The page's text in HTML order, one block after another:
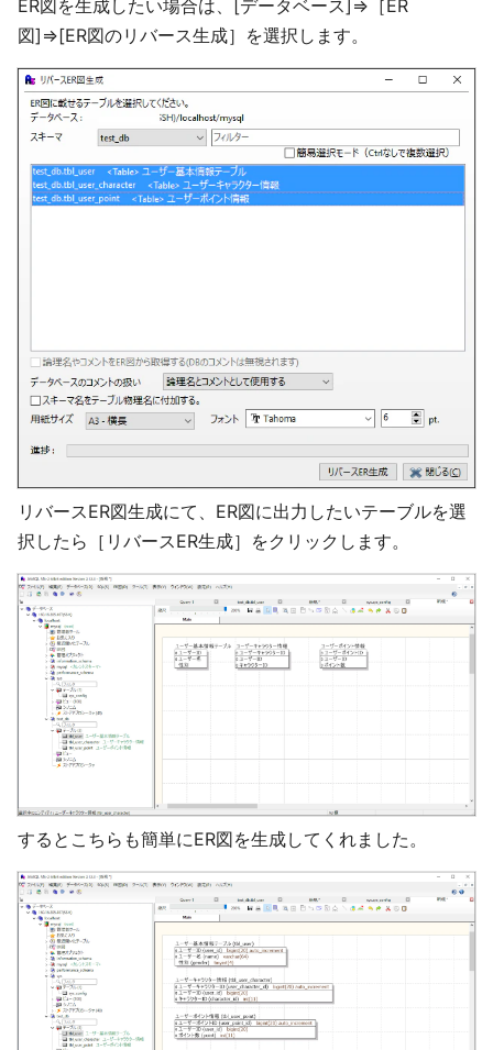
ER図を生成したい場合は、[データベース]⇒［ER
図]⇒[ER図のリバース生成］を選択します。
リバースER図生成にて、ER図に出力したいテーブルを選
択したら［リバースER生成］をクリックします。
するとこちらも簡単にER図を生成してくれました。